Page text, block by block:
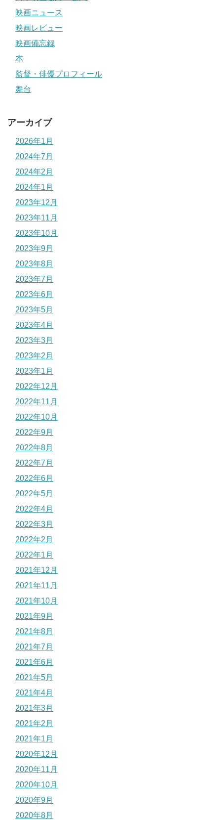
映画ニュース
映画レビュー
映画備忘録
本
監督・俳優プロフィール
舞台
アーカイブ
2026年1月
2024年7月
2024年2月
2024年1月
2023年12月
2023年11月
2023年10月
2023年9月
2023年8月
2023年7月
2023年6月
2023年5月
2023年4月
2023年3月
2023年2月
2023年1月
2022年12月
2022年11月
2022年10月
2022年9月
2022年8月
2022年7月
2022年6月
2022年5月
2022年4月
2022年3月
2022年2月
2022年1月
2021年12月
2021年11月
2021年10月
2021年9月
2021年8月
2021年7月
2021年6月
2021年5月
2021年4月
2021年3月
2021年2月
2021年1月
2020年12月
2020年11月
2020年10月
2020年9月
2020年8月